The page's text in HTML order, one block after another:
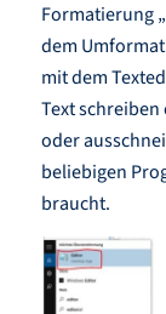
Formatierung
dem
mit dem
Text
oder
beliebigen
braucht.